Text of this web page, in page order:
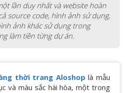
lần duy nhất và website hoàn
source code, hình ảnh sử dụng,
ảnh khác sử dụng trong
làm tiền từng dự án.
thời trang Aloshop là mẫu
và màu sắc hài hòa, một trong